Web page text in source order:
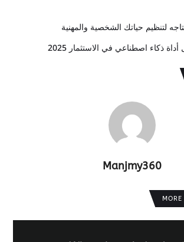
Manjmy360